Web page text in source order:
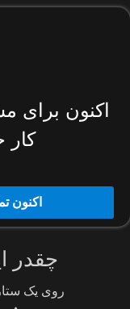
اکنون برای
کار
اکنون تماس
چقدر
روی یک